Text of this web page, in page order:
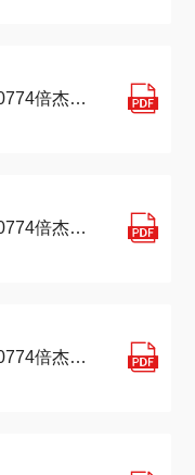
2023-006倍杰特：300774倍杰特投资者关系管理档案20230704 
2023-005倍杰特：300774倍杰特投资者关系管理档案20230612 
2023-004倍杰特：300774倍杰特投资者关系管理档案20230517 